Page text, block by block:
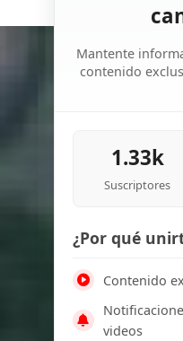
Mantente
contenido
1.33k
Suscriptores
¿Por qué
Contenido
videos